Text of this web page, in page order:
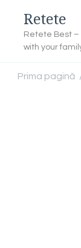
Retete
Retete Best –
with your
Prima pagină